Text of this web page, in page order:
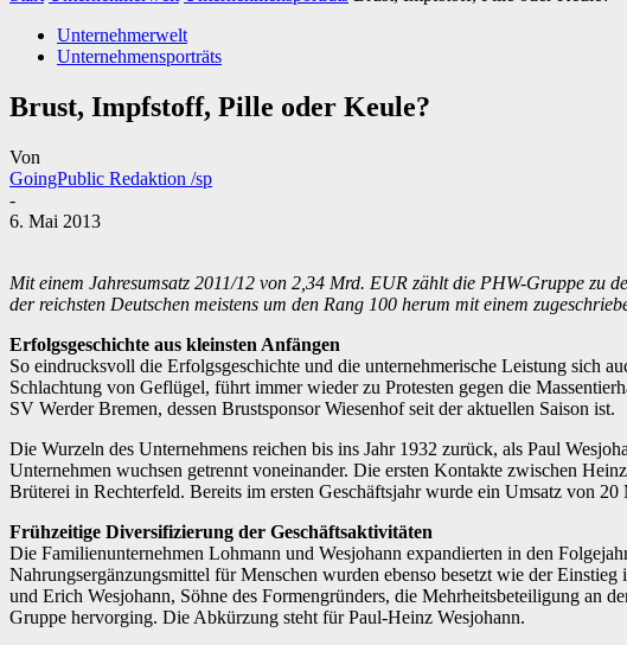
Unternehmerwelt
Unternehmensporträts
Brust, Impfstoff, Pille oder Keule?
Von
GoingPublic Redaktion /sp
-
6. Mai 2013
Mit einem Jahresumsatz 2011/12 von 2,34 Mrd. EUR zählt die PHW-Gruppe zu
der reichsten Deutschen meistens um den Rang 100 herum mit einem
Erfolgsgeschichte aus kleinsten Anfängen
So eindrucksvoll die Erfolgsgeschichte und die unternehmerische Leistung sich
Schlachtung von Geflügel, führt immer wieder zu Protesten gegen die
SV Werder Bremen, dessen Brustsponsor Wiesenhof seit der aktuellen Saison ist.
Die Wurzeln des Unternehmens reichen bis ins Jahr 1932 zurück, als Paul
Unternehmen wuchsen getrennt voneinander. Die ersten Kontakte zwischen
Brüterei in Rechterfeld. Bereits im ersten Geschäftsjahr wurde ein Umsatz von
Frühzeitige Diversifizierung der Geschäftsaktivitäten
Die Familienunternehmen Lohmann und Wesjohann expandierten in den
Nahrungsergänzungsmittel für Menschen wurden ebenso besetzt wie der
und Erich Wesjohann, Söhne des Formengründers, die Mehrheitsbeteiligung an
Gruppe hervorging. Die Abkürzung steht für Paul-Heinz Wesjohann.